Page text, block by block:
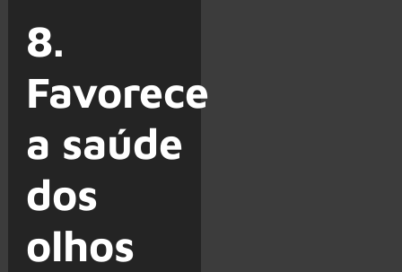
8.
Favorece
a saúde
dos
olhos